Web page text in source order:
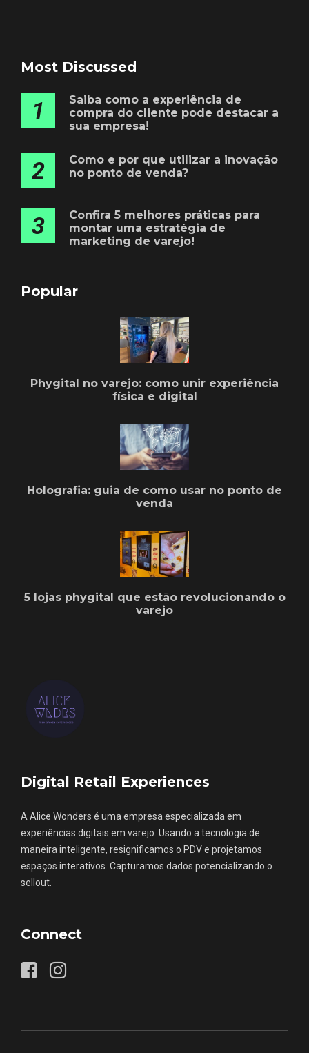
Most Discussed
1
Saiba como a experiência de
compra do cliente pode destacar a
sua empresa!
2
Como e por que utilizar a inovação
no ponto de venda?
3
Confira 5 melhores práticas para
montar uma estratégia de
marketing de varejo!
Popular
Phygital no varejo: como unir experiência
física e digital
Holografia: guia de como usar no ponto de
venda
5 lojas phygital que estão revolucionando o
varejo
Digital Retail Experiences
A Alice Wonders é uma empresa especializada em
experiências digitais em varejo. Usando a tecnologia de
maneira inteligente, resignificamos o PDV e projetamos
espaços interativos. Capturamos dados potencializando o
sellout.
Connect